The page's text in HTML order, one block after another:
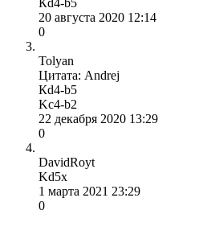
20 августа 2020 12:14
0
Tolyan
Цитата: Andrej
Кd4-b5
Kc4-b2
22 декабря 2020 13:29
0
DavidRoyt
Kd5x
1 марта 2021 23:29
0